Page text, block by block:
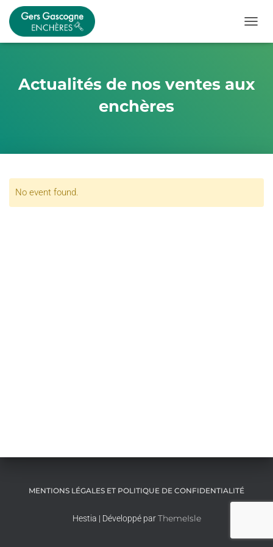
Actualités de nos ventes aux
enchères
No event found.
MENTIONS LÉGALES ET POLITIQUE DE CONFIDENTIALITÉ
Hestia | Développé parThemeIsle